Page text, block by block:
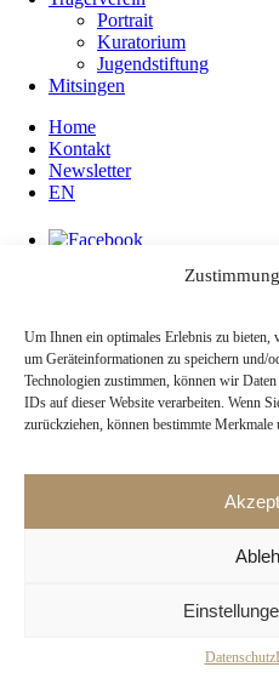
Um Ihnen ein optimales Erlebnis zu
um Geräteinformationen zu speichern und/
Technologien zustimmen, können wir
IDs auf dieser Website verarbeiten. Wenn
zurückziehen, können bestimmte
Datenschutz
Portrait
Kuratorium
Jugendstiftung
Mitsingen
Home
Kontakt
Newsletter
EN
Newsletter
Datenschutz
Impressum
Bankverbindung: BW Bank
Inhaber: collegium iuvenum
© 2026 collegium iuvenum
Telefon: 0711. 60 70 20–1/–2